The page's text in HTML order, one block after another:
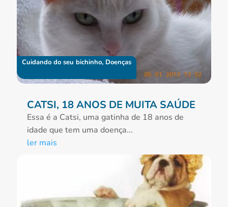
CATSI, 18 ANOS DE MUITA SAÚDE
Cuidando do seu bichinho, Doenças
Essa é a Catsi, uma gatinha de 18 anos de
idade que tem uma doença...
ler mais